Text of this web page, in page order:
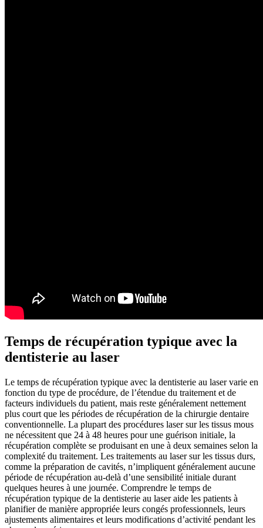
Temps de récupération typique avec la
dentisterie au laser
Le temps de récupération typique avec la dentisterie au laser varie en
fonction du type de procédure, de l’étendue du traitement et de
facteurs individuels du patient, mais reste généralement nettement
plus court que les périodes de récupération de la chirurgie dentaire
conventionnelle. La plupart des procédures laser sur les tissus mous
ne nécessitent que 24 à 48 heures pour une guérison initiale, la
récupération complète se produisant en une à deux semaines selon la
complexité du traitement. Les traitements au laser sur les tissus durs,
comme la préparation de cavités, n’impliquent généralement aucune
période de récupération au-delà d’une sensibilité initiale durant
quelques heures à une journée. Comprendre le temps de
récupération typique de la dentisterie au laser aide les patients à
planifier de manière appropriée leurs congés professionnels, leurs
ajustements alimentaires et leurs modifications d’activité pendant les